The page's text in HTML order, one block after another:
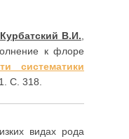
Курбатский В.И.,
к флоре
систематики
С. 318.
видах рода